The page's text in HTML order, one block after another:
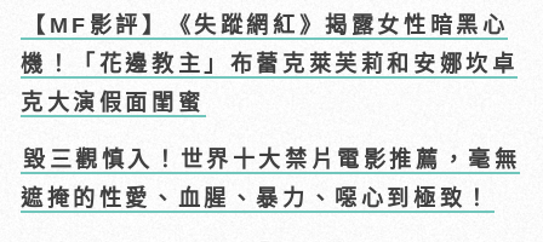
【MF影評】《失蹤網紅》揭露女性暗黑心
機！「花邊教主」布蕾克萊芙莉和安娜坎卓
克大演假面閨蜜
毀三觀慎入！世界十大禁片電影推薦，毫無
遮掩的性愛、血腥、暴力、噁心到極致！